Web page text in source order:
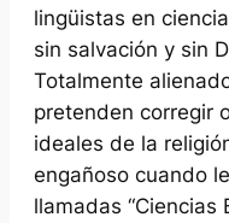
lingüistas en
sin salvación y sin
Totalmente
pretenden corregir
ideales de la
engañoso cuando
llamadas “Ciencias